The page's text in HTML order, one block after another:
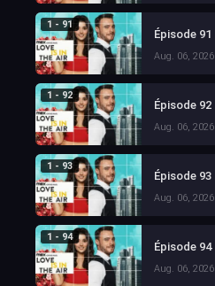
1 - 91
Épisode 91
Aug. 06, 2026
1 - 92
Épisode 92
Aug. 06, 2026
1 - 93
Épisode 93
Aug. 06, 2026
1 - 94
Épisode 94
Aug. 06, 2026